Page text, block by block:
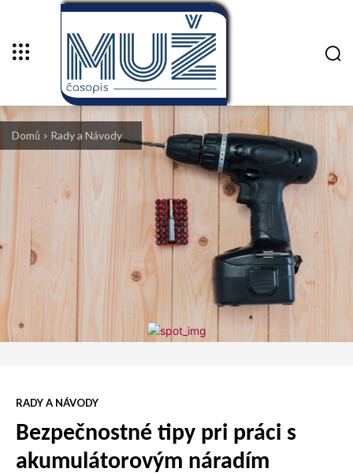
Domů Rady a Návody
RADY A NÁVODY
Bezpečnostné tipy pri práci s
akumulátorovým náradím